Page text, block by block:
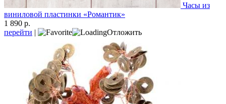
Часы из
виниловой пластинки «Романтик»
1 890 р.
перейти | Отложить